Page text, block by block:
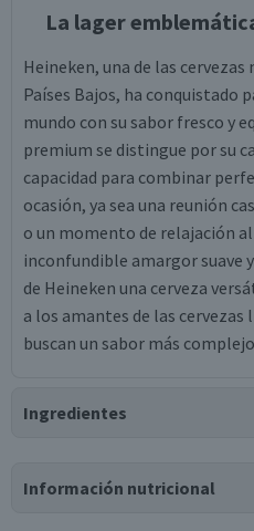
La lager
Heineken, una de las
Países Bajos, ha conquistado
mundo con su sabor fresco y
premium se distingue por su
capacidad para combinar
ocasión, ya sea una reunión
o un momento de relajación
inconfundible amargor suave
de Heineken una cerveza
a los amantes de las cervezas
buscan un sabor más
Ingredientes
Información nutricional